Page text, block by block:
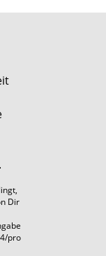
Dir
pro